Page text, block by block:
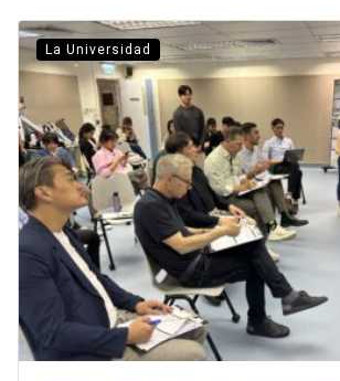
La Universidad